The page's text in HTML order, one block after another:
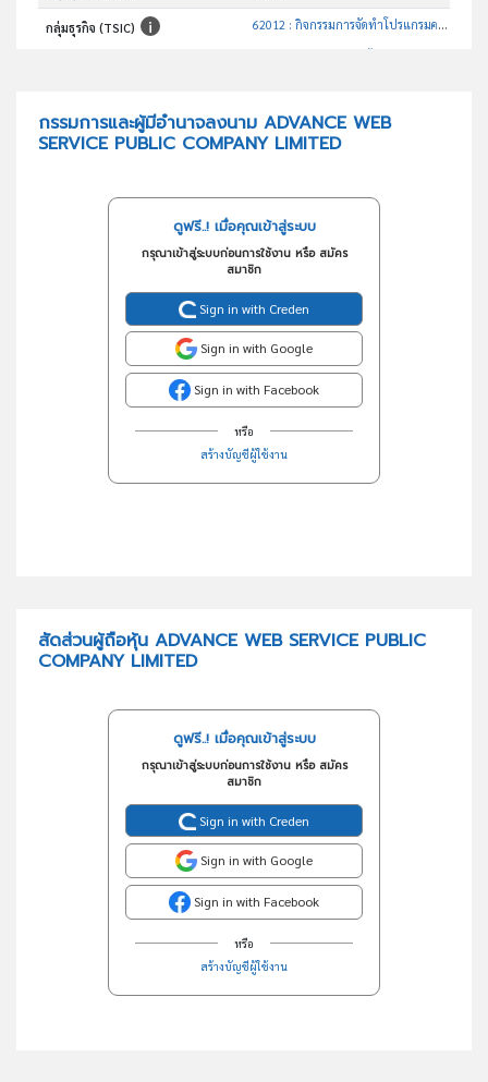
กลุ่มธุรกิจ (TSIC) 62012 : กิจกรรมการจัดทำโปรแกรมคอมพิวเตอร์ตามวัตถุประสงค์ของผู้ใช้ (ยกเว้นโปรแกรมเว็บเพจและเครือข่าย)
กรรมการและผู้มีอำนาจลงนาม ADVANCE WEB
SERVICE PUBLIC COMPANY LIMITED
ดูฟรี..! เมื่อคุณเข้าสู่ระบบ
กรุณาเข้าสู่ระบบก่อนการใช้งาน หรือ สมัคร
สมาชิก
Sign in with Creden
Sign in with Google
Sign in with Facebook
หรือ
สร้างบัญชีผู้ใช้งาน
สัดส่วนผู้ถือหุ้น ADVANCE WEB SERVICE PUBLIC
COMPANY LIMITED
ดูฟรี..! เมื่อคุณเข้าสู่ระบบ
กรุณาเข้าสู่ระบบก่อนการใช้งาน หรือ สมัคร
สมาชิก
Sign in with Creden
Sign in with Google
Sign in with Facebook
หรือ
สร้างบัญชีผู้ใช้งาน